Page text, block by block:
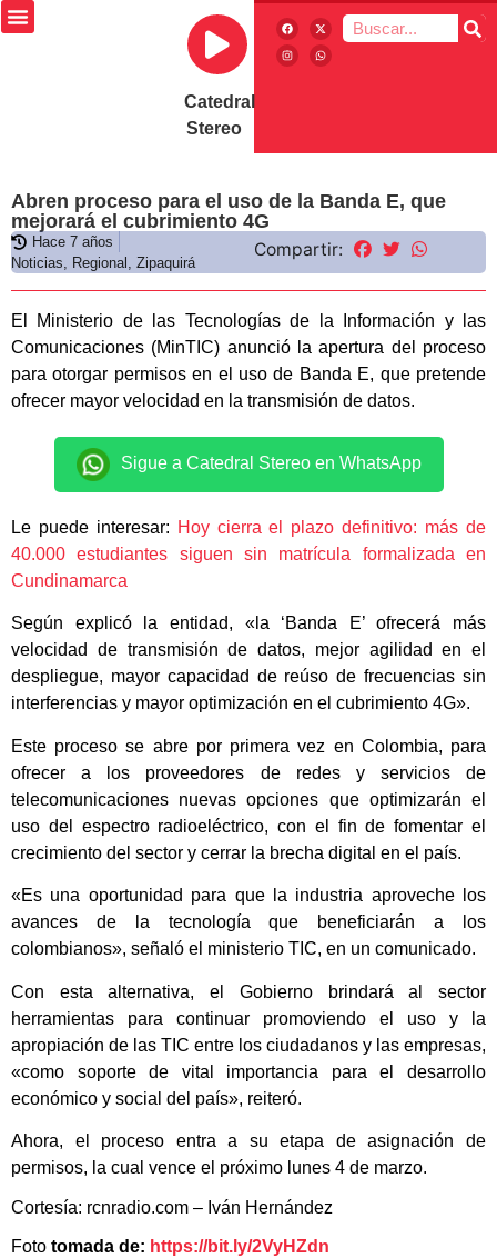
Catedral
Stereo
Abren proceso para el uso de la Banda E, que
mejorará el cubrimiento 4G
Hace 7 años
Noticias, Regional , Zipaquirá
Compartir:
El Ministerio de las Tecnologías de la Información y las
Comunicaciones (MinTIC) anunció la apertura del proceso
para otorgar permisos en el uso de Banda E, que pretende
ofrecer mayor velocidad en la transmisión de datos.
Sigue a Catedral Stereo en WhatsApp
Le puede interesar: Hoy cierra el plazo definitivo: más de
40.000 estudiantes siguen sin matrícula formalizada en
Cundinamarca
Según explicó la entidad, «la ‘Banda E’ ofrecerá más
velocidad de transmisión de datos, mejor agilidad en el
despliegue, mayor capacidad de reúso de frecuencias sin
interferencias y mayor optimización en el cubrimiento 4G».
Este proceso se abre por primera vez en Colombia, para
ofrecer a los proveedores de redes y servicios de
telecomunicaciones nuevas opciones que optimizarán el
uso del espectro radioeléctrico, con el fin de fomentar el
crecimiento del sector y cerrar la brecha digital en el país.
«Es una oportunidad para que la industria aproveche los
avances de la tecnología que beneficiarán a los
colombianos», señaló el ministerio TIC, en un comunicado.
Con esta alternativa, el Gobierno brindará al sector
herramientas para continuar promoviendo el uso y la
apropiación de las TIC entre los ciudadanos y las empresas,
«como soporte de vital importancia para el desarrollo
económico y social del país», reiteró.
Ahora, el proceso entra a su etapa de asignación de
permisos, la cual vence el próximo lunes 4 de marzo.
Cortesía: rcnradio.com – Iván Hernández
Foto tomada de: https://bit.ly/2VyHZdn